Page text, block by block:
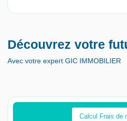
Découvrez votre
Avec votre expert GIC IMMOBILIER
Calcul Frais de